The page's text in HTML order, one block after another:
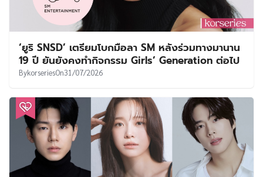
‘ยูริ SNSD’ เตรียมโบกมือลา SM หลังร่วมทางมานาน
19 ปี ยันยังคงทำกิจกรรม Girls’ Generation ต่อไป
BykorseriesOn31/07/2026